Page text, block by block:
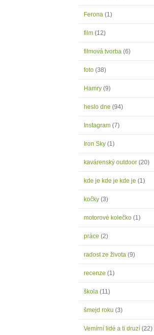
Ferona (1)
film (12)
filmová tvorba (6)
foto (38)
Hamry (9)
heslo dne (94)
Instagram (7)
Iron Sky (1)
kavárenský outdoor (20)
kde je kde je kde je (1)
kočky (3)
motorové kolečko (1)
práce (2)
radost ze života (9)
recenze (1)
škola (11)
šmejd roku (3)
Vemírní lidé a ti druzí (22)